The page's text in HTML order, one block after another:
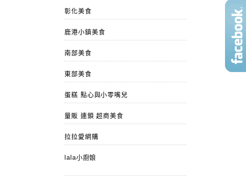
彰化美食
鹿港小鎮美食
南部美食
東部美食
蛋糕 點心與小零嘴兒
量販 連鎖 超商美食
拉拉愛網購
lala小廚娘